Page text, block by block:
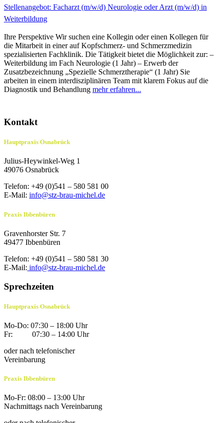
Stellenangebot: Facharzt (m/w/d) Neurologie oder Arzt (m/w/d) in
Weiterbildung
Ihre Perspektive Wir suchen eine Kollegin oder einen Kollegen für
die Mitarbeit in einer auf Kopfschmerz- und Schmerzmedizin
spezialisierten Fachklinik. Die Tätigkeit bietet die Möglichkeit zur: –
Weiterbildung im Fach Neurologie (1 Jahr) – Erwerb der
Zusatzbezeichnung „Spezielle Schmerztherapie“ (1 Jahr) Sie
arbeiten in einem interdisziplinären Team mit klarem Fokus auf die
Diagnostik und Behandlung mehr erfahren...
Kontakt
Hauptpraxis Osnabrück
Julius-Heywinkel-Weg 1
49076 Osnabrück
Telefon: +49 (0)541 – 580 581 00
E-Mail: info@stz-brau-michel.de
Praxis Ibbenbüren
Gravenhorster Str. 7
49477 Ibbenbüren
Telefon: +49 (0)541 – 580 581 30
E-Mail: info@stz-brau-michel.de
Sprechzeiten
Hauptpraxis Osnabrück
Mo-Do: 07:30 – 18:00 Uhr
Fr: 07:30 – 14:00 Uhr
oder nach telefonischer
Vereinbarung
Praxis Ibbenbüren
Mo-Fr: 08:00 – 13:00 Uhr
Nachmittags nach Vereinbarung